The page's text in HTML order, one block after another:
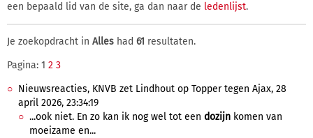
een bepaald lid van de site, ga dan naar de ledenlijst.
Je zoekopdracht in Alles had 61 resultaten.
Pagina: 1 2 3
Nieuwsreacties, KNVB zet Lindhout op Topper tegen Ajax, 28
april 2026, 23:34:19
...ook niet. En zo kan ik nog wel tot een dozijn komen van
moeizame en...